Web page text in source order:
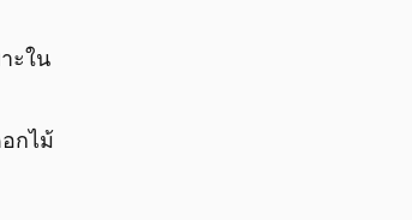
ะใน
กไม้